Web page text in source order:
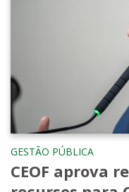
GESTÃO PÚBLICA
CEOF aprova